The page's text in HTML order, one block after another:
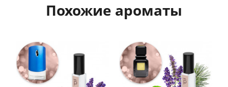
Похожие ароматы